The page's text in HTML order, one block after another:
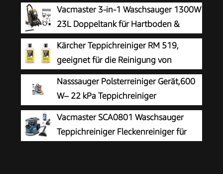
Vacmaster 3-in-1 Waschsauger 1300W
23L Doppeltank für Hartboden &
Teppich
Kärcher Teppichreiniger RM 519,
geeignet für die Reinigung von
Teppichböden, Polstern, Autositzen
etc., 1l Konzentrat ergeben verdünnt 40l
Reinigungsmittel (Packung mit 2)
Nasssauger Polsterreiniger Gerät,600
W– 22 kPa Teppichreiniger
Waschsauger
Vacmaster SCA0801 Waschsauger
Teppichreiniger Fleckenreiniger für